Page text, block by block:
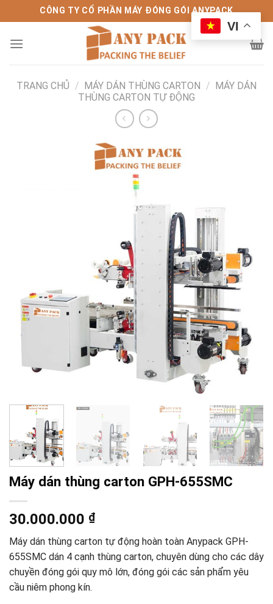
qua
nội
CÔNG TY CỔ PHẦN MÁY ĐÓNG GÓI ANYPACK
TRANG CHỦ / MÁY DÁN THÙNG CARTON / MÁY DÁN
THÙNG CARTON TỰ ĐỘNG
Máy dán thùng carton GPH-655SMC
30.000.000 ₫
Máy dán thùng carton tự động hoàn toàn Anypack GPH-
655SMC dán 4 cạnh thùng carton, chuyên dùng cho các dây
chuyền đóng gói quy mô lớn, đóng gói các sản phẩm yêu
cầu niêm phong kín.
VI